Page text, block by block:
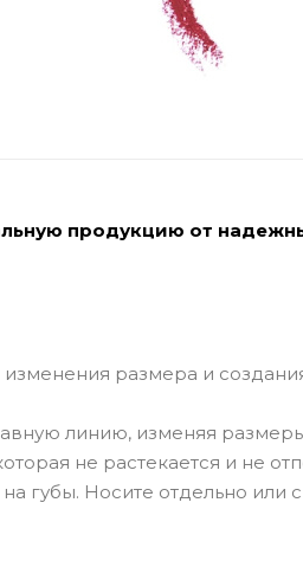
продукцию от
размера и
линию, изменяя
не растекается и не
губы. Носите отдельно или